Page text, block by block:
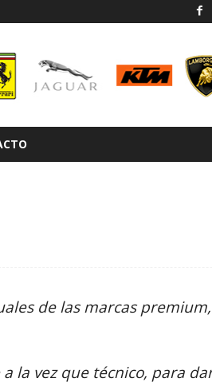
de las marcas
la vez que técnico, para